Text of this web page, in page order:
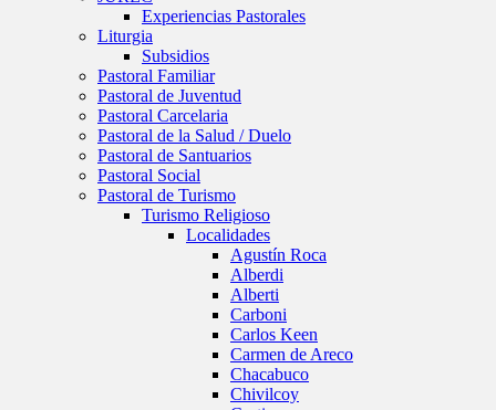
Experiencias Pastorales
Liturgia
Subsidios
Pastoral Familiar
Pastoral de Juventud
Pastoral Carcelaria
Pastoral de la Salud / Duelo
Pastoral de Santuarios
Pastoral Social
Pastoral de Turismo
Turismo Religioso
Localidades
Agustín Roca
Alberdi
Alberti
Carboni
Carlos Keen
Carmen de Areco
Chacabuco
Chivilcoy